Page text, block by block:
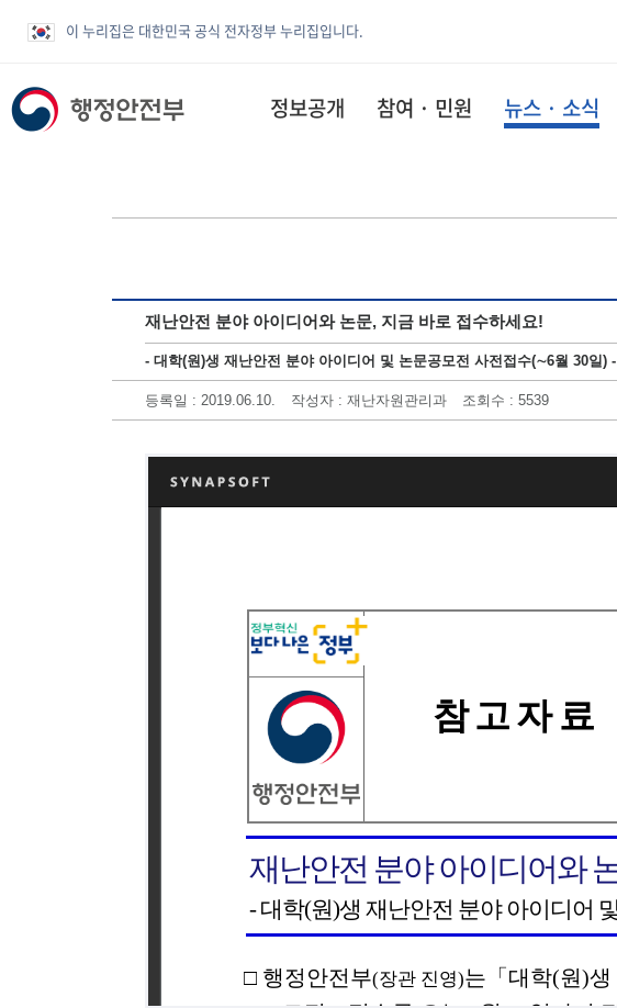
이 누리집은 대한민국 공식 전자정부 누리집입니다.
정보공개 참여 · 민원 뉴스 · 소식
재난안전 분야 아이디어와 논문, 지금 바로 접수하세요!
- 대학(원)생 재난안전 분야 아이디어 및 논문공모전 사전접수(∼6월 30일) -
등록일 : 2019.06.10. 작성자 : 재난자원관리과 조회수 : 5539